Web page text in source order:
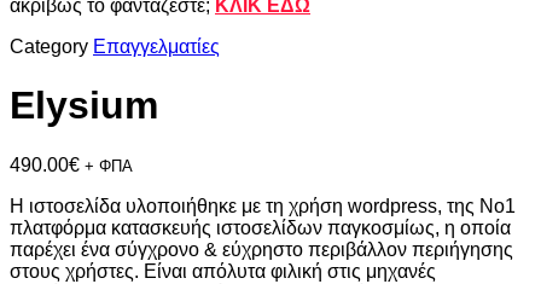
ακριβώς το φαντάζεστε; ΚΛΙΚ ΕΔΩ
Category Επαγγελματίες
Elysium
490.00€ + ΦΠΑ
Η ιστοσελίδα υλοποιήθηκε με τη χρήση wordpress, της Νο1
πλατφόρμα κατασκευής ιστοσελίδων παγκοσμίως, η οποία
παρέχει ένα σύγχρονο & εύχρηστο περιβάλλον περιήγησης
στους χρήστες. Είναι απόλυτα φιλική στις μηχανές